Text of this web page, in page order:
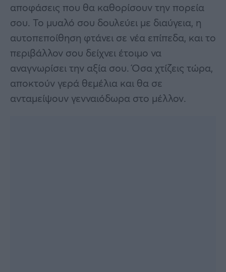
αποφάσεις που θα καθορίσουν την πορεία
σου. Το μυαλό σου δουλεύει με διαύγεια, η
αυτοπεποίθηση φτάνει σε νέα επίπεδα, και το
περιβάλλον σου δείχνει έτοιμο να
αναγνωρίσει την αξία σου. Όσα χτίζεις τώρα,
αποκτούν γερά θεμέλια και θα σε
ανταμείψουν γενναιόδωρα στο μέλλον.